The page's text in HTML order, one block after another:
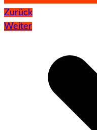
Zurück
Weiter